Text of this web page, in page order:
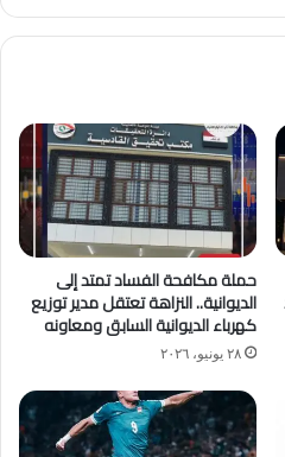
حملة مكافحة الفساد تمتد إلى
الديوانية.. النزاهة تعتقل مدير توزيع
كهرباء الديوانية السابق ومعاونه
٢٨ يونيو، ٢٠٢٦